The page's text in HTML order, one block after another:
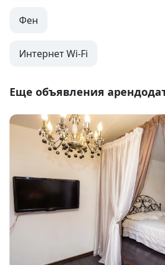
Фен
Интернет Wi-Fi
Еще объявления